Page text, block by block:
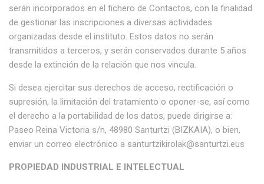
serán incorporados en el fichero de Contactos, con la finalidad
de gestionar las inscripciones a diversas actividades
organizadas desde el instituto. Estos datos no serán
transmitidos a terceros, y serán conservados durante 5 años
desde la extinción de la relación que nos vincula.
Si desea ejercitar sus derechos de acceso, rectificación o
supresión, la limitación del tratamiento o oponer-se, así como
el derecho a la portabilidad de los datos, puede dirigirse a:
Paseo Reina Victoria s/n, 48980 Santurtzi (BIZKAIA), o bien,
enviar un correo electrónico a santurtzikirolak@santurtzi.eus
PROPIEDAD INDUSTRIAL E INTELECTUAL